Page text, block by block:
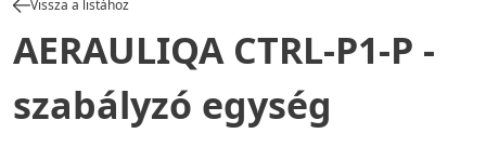
Vissza a listához
AERAULIQA CTRL-P1-P -
szabályzó egység